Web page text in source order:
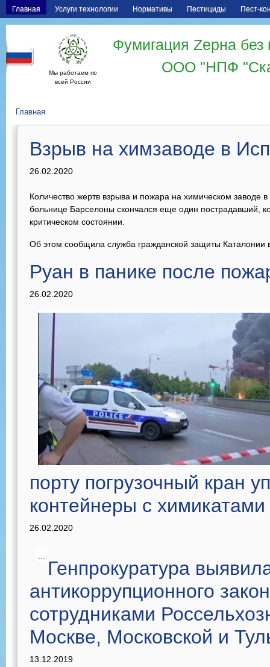
Главная Услуги технологии Нормативы Пестициды Пест-
Мы работаем по
всей России
Фумигация Zерна
ООО "НПФ
Главная
Взрыв на химзаводе в
26.02.2020
Количество жертв взрыва и пожара на химическом заводе
больнице Барселоны скончался еще один пострадавший,
критическом состоянии.
Об этом сообщила служба гражданской защиты Каталонии
Руан в панике после
26.02.2020
порту погрузочный кран
контейнеры с химикатами
26.02.2020
Генпрокуратура
антикоррупционного
сотрудниками
Москве, Московской и
13.12.2019